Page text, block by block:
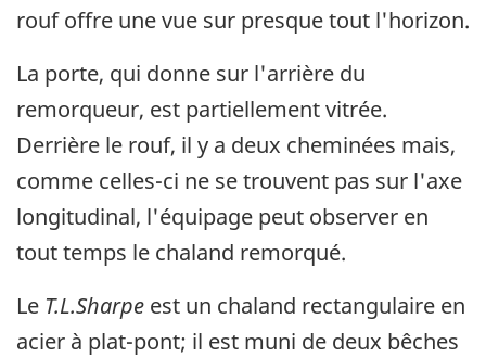
rouf offre une vue sur presque tout l'horizon.
La porte, qui donne sur l'arrière du
remorqueur, est partiellement vitrée.
Derrière le rouf, il y a deux cheminées mais,
comme celles-ci ne se trouvent pas sur l'axe
longitudinal, l'équipage peut observer en
tout temps le chaland remorqué.
Le T.L.Sharpe est un chaland rectangulaire en
acier à plat-pont; il est muni de deux bêches